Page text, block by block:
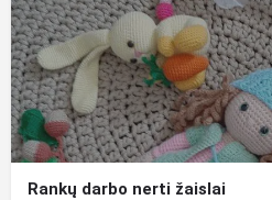
Rankų darbo nerti žaislai